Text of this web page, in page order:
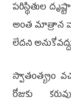
పరిస్థితుల
అంత మాత్రాన
లేదని
స్వాతంత్య్రం
రోజుకు